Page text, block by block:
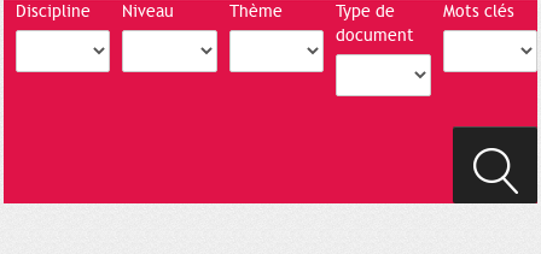
Discipline Niveau Thème
Type de
document
Mots clés